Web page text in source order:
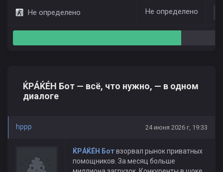
Не определено Не определено
ЌРÁЌÉH Бот — всё, что нужно, — в одном
диалоге
hppp 24 июня 2026 г, 19:33
ЌРÁЌÉH Ботвзорвал рынок приватных
помощников. За месяц больше